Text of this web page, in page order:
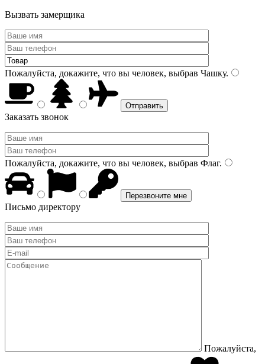
Вызвать замерщика
Пожалуйста, докажите, что вы человек, выбрав Чашку.
Заказать звонок
Пожалуйста, докажите, что вы человек, выбрав Флаг.
Письмо директору
Пожалуйста,